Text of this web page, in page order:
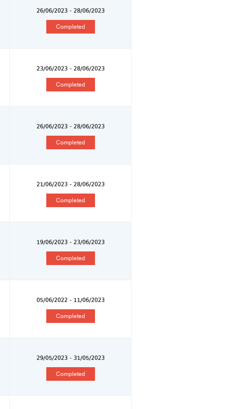
26/06/2023 - 28/06/2023
Completed
23/06/2023 - 28/06/2023
Completed
26/06/2023 - 28/06/2023
Completed
21/06/2023 - 28/06/2023
Completed
19/06/2023 - 23/06/2023
Completed
05/06/2022 - 11/06/2023
Completed
29/05/2023 - 31/05/2023
Completed